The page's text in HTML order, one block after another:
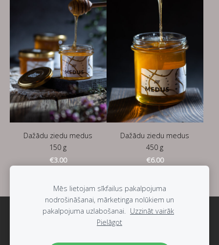
Dažādu ziedu medus
150 g
€3.00
Dažādu ziedu medus
450 g
€6.00
Sīkdatnes
Veidots arMozello- labo mājas lapu ģeneratoru.
Mēs lietojam sīkfailus pakalpojuma
nodrošināšanai, mārketinga nolūkiem un
pakalpojuma uzlabošanai. Uzzināt vairāk
Pielāgot